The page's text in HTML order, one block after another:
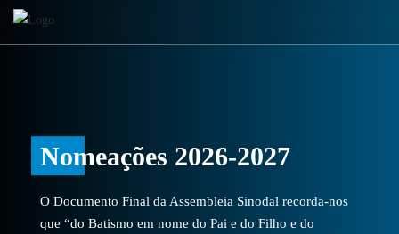
Nomeações 2026-2027
O Documento Final da Assembleia Sinodal recorda-nos
que “do Batismo em nome do Pai e do Filho e do